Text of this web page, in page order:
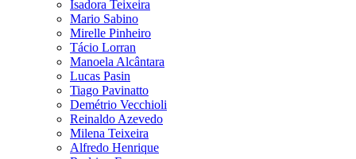
Isadora Teixeira
Mario Sabino
Mirelle Pinheiro
Tácio Lorran
Manoela Alcântara
Lucas Pasin
Tiago Pavinatto
Demétrio Vecchioli
Reinaldo Azevedo
Milena Teixeira
Alfredo Henrique